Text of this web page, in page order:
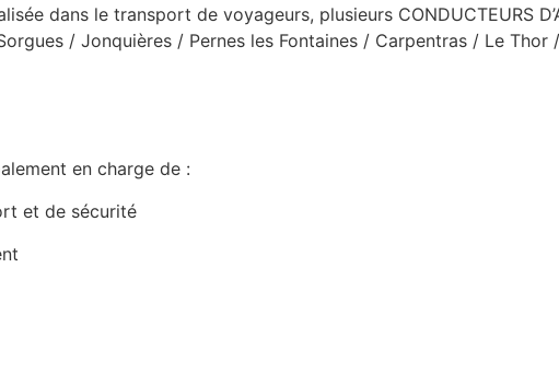
dans le transport de voyageurs, plusieurs CONDUCTEURS
/ Jonquières / Pernes les Fontaines / Carpentras / Le Thor
en charge de :
et de sécurité